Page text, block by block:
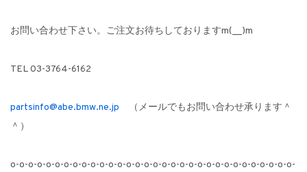
お問い合わせ下さい。ご注文お待ちしておりますm(__)m
TEL 03-3764-6162
partsinfo@abe.bmw.ne.jp （メールでもお問い合わせ承ります＾
＾）
o-o-o-o-o-o-o-o-o-o-o-o-o-o-o-o-o-o-o-o-o-o-o-o-o-o-o-o-o-o-o-o-